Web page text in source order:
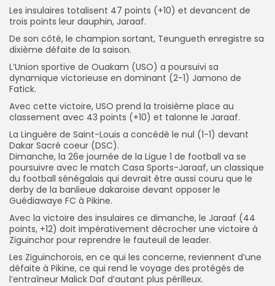
Les insulaires totalisent 47 points (+10) et devancent de
trois points leur dauphin, Jaraaf.
De son côté, le champion sortant, Teungueth enregistre sa
dixième défaite de la saison.
L’Union sportive de Ouakam (USO) a poursuivi sa
dynamique victorieuse en dominant (2-1) Jamono de
Fatick.
Avec cette victoire, USO prend la troisième place au
classement avec 43 points (+10) et talonne le Jaraaf.
La Linguère de Saint-Louis a concédé le nul (1-1) devant
Dakar Sacré coeur (DSC).
Dimanche, la 26e journée de la Ligue 1 de football va se
poursuivre avec le match Casa Sports-Jaraaf, un classique
du football sénégalais qui devrait être aussi couru que le
derby de la banlieue dakaroise devant opposer le
Guédiawaye FC à Pikine.
Avec la victoire des insulaires ce dimanche, le Jaraaf (44
points, +12) doit impérativement décrocher une victoire à
Ziguinchor pour reprendre le fauteuil de leader.
Les Ziguinchorois, en ce qui les concerne, reviennent d’une
défaite à Pikine, ce qui rend le voyage des protégés de
l’entraîneur Malick Daf d’autant plus périlleux.